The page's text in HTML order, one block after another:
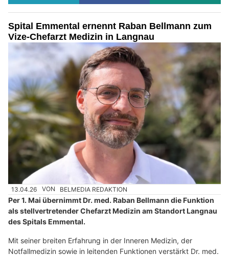
Spital Emmental ernennt Raban Bellmann zum
Vize-Chefarzt Medizin in Langnau
13.04.26 VON BELMEDIA REDAKTION
Per 1. Mai übernimmt Dr. med. Raban Bellmann die Funktion
als stellvertretender Chefarzt Medizin am Standort Langnau
des Spitals Emmental.
Mit seiner breiten Erfahrung in der Inneren Medizin, der
Notfallmedizin sowie in leitenden Funktionen verstärkt Dr. med.